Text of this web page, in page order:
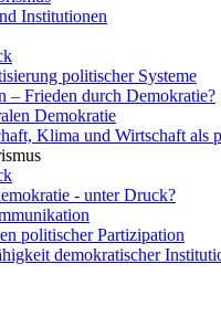
Institutionen
politischer Systeme
– Frieden durch Demokratie?
Demokratie
Klima und Wirtschaft als
- unter Druck?
politischer Partizipation
demokratischer